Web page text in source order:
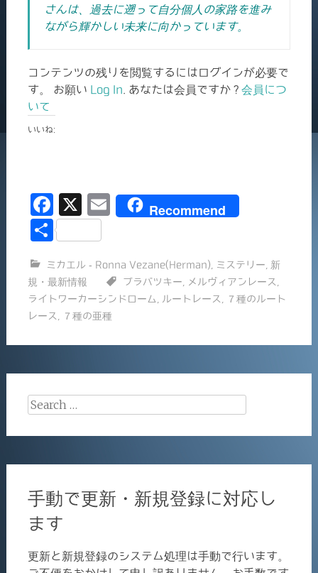
さんは、過去に遡って自分個人の家路を進み
ながら輝かしい未来に向かっています。
コンテンツの残りを閲覧するにはログインが必要で
す。 お願い Log In . あなたは会員ですか ? 会員につ
いて
いいね:
F
a
e
b
o
o
X
E
l
Recommend
共
ミカエル - Ronna Vezane(Herman) ミステリー
新
規・最新情報
ブラバツキー メルヴィアンレース
ライトワーカーシンドローム
ルートレース
７種のルート
レース
７種の亜種
Search
手動で更新・新規登録に対応し
ます
更新と新規登録のシステム処理は手動で行います。